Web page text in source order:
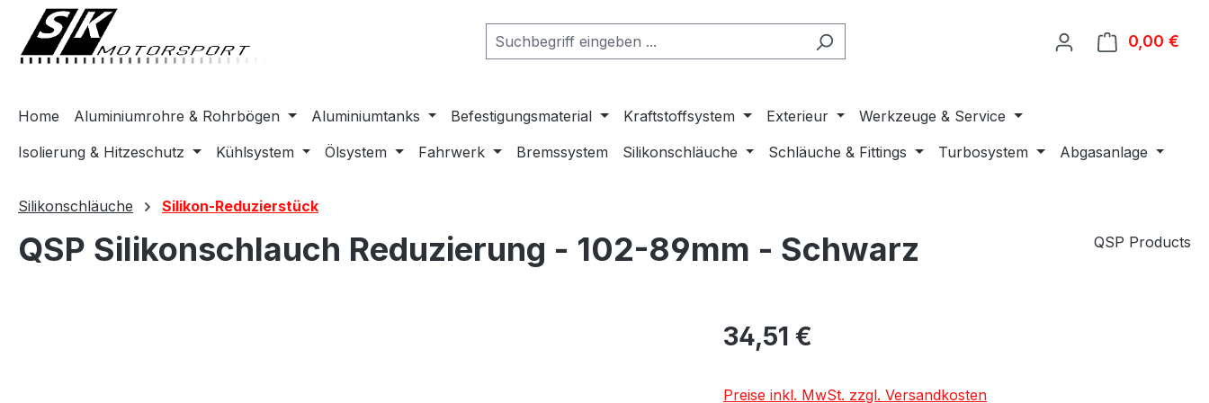
Zur Hauptnavigation springen
0,00 €
Home Aluminiumrohre & Rohrbögen Aluminiumtanks Befestigungsmaterial Kraftstoffsystem Exterieur
Werkzeuge & Service
Isolierung & Hitzeschutz
Kühlsystem Ölsystem Fahrwerk Bremssystem Silikonschläuche Schläuche & Fittings Turbosystem Abgasanlage
Silikonschläuche Silikon-Reduzierstück
QSP Silikonschlauch Reduzierung - 102-89mm - Schwarz QSP Products
34,51 €
Preise inkl. MwSt. zzgl. Versandkosten